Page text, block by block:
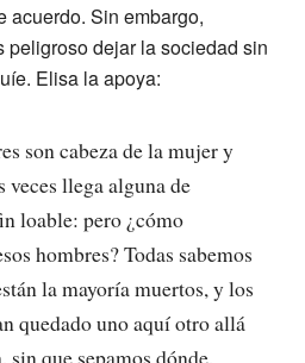
acuerdo. Sin embargo,
peligroso dejar la sociedad sin
Elisa la apoya:
son cabeza de la mujer y
veces llega alguna de
loable: pero ¿cómo
hombres? Todas sabemos
la mayoría muertos, y los
quedado uno aquí otro allá